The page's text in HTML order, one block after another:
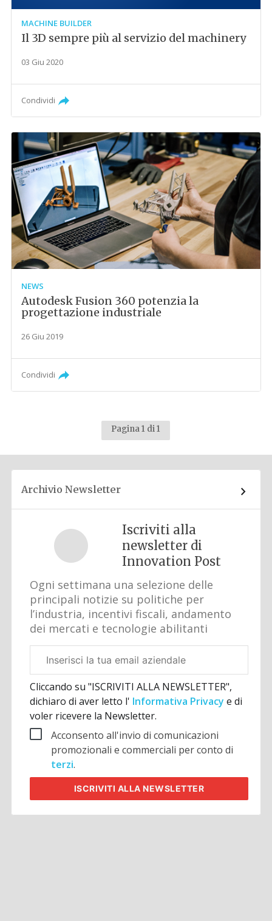
MACHINE BUILDER
Il 3D sempre più al servizio del machinery
03 Giu 2020
Condividi
NEWS
Autodesk Fusion 360 potenzia la
progettazione industriale
26 Giu 2019
Condividi
Pagina 1 di 1
Archivio Newsletter
Iscriviti alla
newsletter di
Innovation Post
Ogni settimana una selezione delle
principali notizie su politiche per
l’industria, incentivi fiscali, andamento
dei mercati e tecnologie abilitanti
aziendale
Cliccando su "ISCRIVITI ALLA NEWSLETTER",
dichiaro di aver letto l' Informativa Privacye di
voler ricevere la Newsletter.
Acconsento all'invio di comunicazioni
promozionali e commerciali per conto di
terzi.
ISCRIVITI ALLA NEWSLETTER